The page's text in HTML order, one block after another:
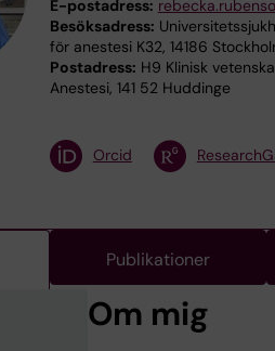
E-postadress:
Besöksadress:
för anestesi K32, 14186
Postadress: H9 Klinisk
Anestesi, 141 52 Huddinge
Orcid
Publikationer
Om mig